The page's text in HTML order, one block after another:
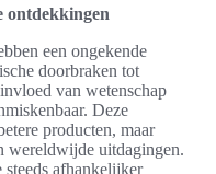
ontdekkingen
een ongekende
doorbraken tot
van wetenschap
Deze
producten, maar
wereldwijde uitdagingen.
steeds afhankelijker